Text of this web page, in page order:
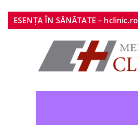
ESENȚA ÎN SĂNĂTATE – hclinic.ro